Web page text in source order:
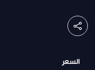
السعر